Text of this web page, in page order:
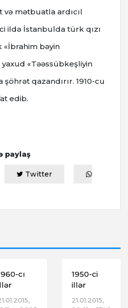
və mətbuatla ardıcıl
ildə İstanbulda türk qızı
«İbrahim bəyin
yaxud «Təəssübkeşliyin
şöhrət qazandırır. 1910-cu
edib.
paylaş
Twitter
cı
1950-ci
illər
21.01.2015,